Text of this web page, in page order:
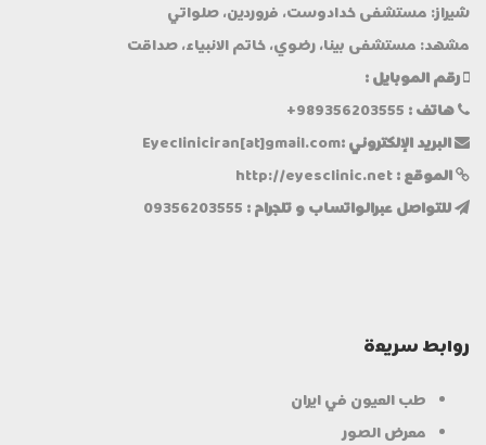
شيراز: مستشفى خدادوست، فروردين، صلواتي
مشهد: مستشفى بينا، رضوي، خاتم الانبياء، صداقت
رقم الموبایل :
هاتف : +989356203555
البريد الإلكتروني :Eyecliniciran[at]gmail.com
الموقع :http://eyesclinic.net
للتواصل عبرالواتساب و تلجرام :
روابط سریعة
طب العيون في ايران
معرض الصور